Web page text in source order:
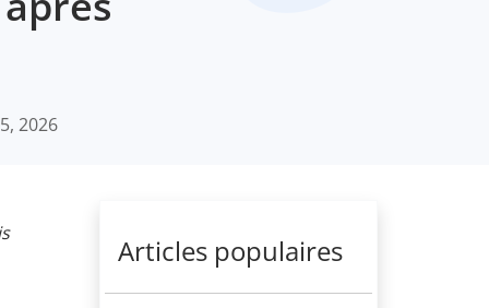
2026
Articles populaires